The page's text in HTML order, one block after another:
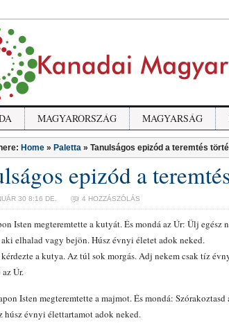
MAGYARORSZÁG MAGYARSÁG
Home » Paletta » Tanulságos epizód a teremtés
epizód a
30 8:16 DE. 4 HOZZÁSZÓLÁS
Isten megteremtette a kutyát. És mondá az Úr: Ülj egész
elhalad vagy bejön. Húsz évnyi életet adok neked.
a kutya. Az túl sok morgás. Adj nekem csak tíz
Úr.
Isten megteremtette a majmot. És mondá:
húsz évnyi élettartamot adok neked.